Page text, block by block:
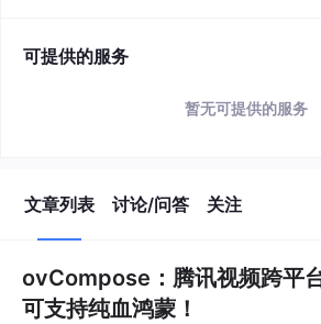
可提供的服务
暂无可提供的服务
文章列表 讨论/问答 关注
ovCompose：腾讯视频跨平
可支持纯血鸿蒙！